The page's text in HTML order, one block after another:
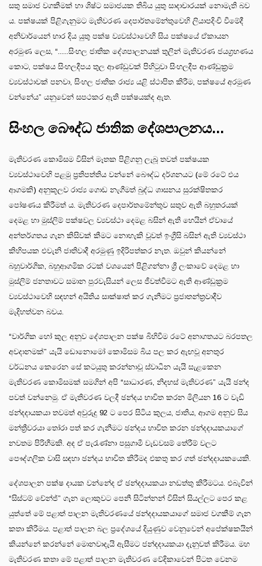
සතු සමාජ වගකීමක් හා ශිෂ්ට සමාජයක තිබිය යුතු සාදාචාරයක් නොමැති බව
ය. පක්ෂයක් පිළිගැනුමට මැතිවරණ දෙපාර්තමේන්තුවෙහි ලියාපදිංචි වීමේදී
අනිවාර්යෙන් භාර දිය යුතු පක්ෂ ව්‍යවස්ථාවෙහි සිය පක්ෂයේ ඒකායන
අරමුණ ලෙස, “......සිංහල ජාතික දේශපාලනයක් තුලින් මැතිවරණ ජයග්‍රහණය
කොට, පක්ෂය සිංහලදීපය තුල ආණ්ඩුවක් පිහිටුවා සිංහලදීප ආණ්ඩුක්‍රම
ව්‍යවස්ථාවක් පනවා, සිංහල ජාතික රාජ්‍ය යළි ස්ථාපිත කිරීම, පක්ෂයේ අරමුණ
වන්නේය” යනුවෙන් සපථකර ඇති පක්ෂයක්ද ඇත.
සිංහල බෞද්ධ ජාතික දේශපාලනය...
මැතිවරණ කොමිසම විසින් මෑතක පිළිගනු ලැබූ තවත් පක්ෂයක
ව්‍යවස්ථාවෙහි පළමු ප්‍රතිපත්තිය වන්නේ බෞද්ධ දර්ශනයට (මේ රටේ එය
ආගමකි) අනුකූලව රාජ්‍ය ගොඩ නැගීමත් බුද්ධ ශාසනය සුරක්ෂිතකර
පෝෂණය කිරීමත් ය. මැතිවරණ දෙපාර්තමේන්තුව සතුව ඇති බහුතරයක්
දෙමළ හා මුස්ලිම් පක්ෂවල ව්‍යවස්ථා දෙමළ බසින් ඇති හෙයින් ඒවායේ
අන්තර්ගතය ගැන කිසිවක් කීමට නොහැකි වූවත් ඉංග්‍රීසි බසින් ඇති ව්‍යවස්ථා
කිහිපයක එවැනි ජාතිවාදී අරමුණු ඉදිරිපත්කර නැත. ඔවුන් කියන්නේ
බහුවාර්ගික, බහුආගමික රටක් වශයෙන් පිළිගන්නා ශ්‍රී ලංකාවේ දෙමළ හා
මුස්ලිම් ජනතාවට සමාන පුරවැසියන් ලෙස ජීවත්වීමට ඇති ආණ්ඩුක්‍රම
ව්‍යවස්ථාවෙහි සඳහන් අයිතිය සාක්ෂාත් කර ගැනීමට ප්‍රජාතන්ත්‍රවාදීව
මැදිහත්වන බවය.
“වාර්ගික හෝ කුල අනුව දේශපාලන පක්ෂ බිහිවීම රටේ අනාගතයට බරපතල
අවදානමක්” යැයි ඩොනොමෝ කොමිසම බිය පල කර ඇඟවූ අනතුර
වර්ධනය කෙරෙන සේ කටයුතු කරන්නාවූ ස්වාධීන යැයි සැළකෙන
මැතිවරණ කොමිසමක් සමගින් අපි “සාධාරණ, නිදහස් මැතිවරණ” යැයි ඡන්ද
පවත් වන්නෙමු. ඒ මැතිවරණ වලදී ඡන්දය භාවිත කරන මිලියන 16 ට වැඩි
ඡන්දදායකයා තවමත් අවුරුදු 92 ට පෙර සිටිය කුලය, ජාතිය, ආගම අනුව සිය
මන්ත්‍රීවරයා තෝරා පත් කර ගැනීමට ඡන්දය භාවිත කරන ඡන්දදායකයාගේ
නවතම පිරිහීමකි. අද ඒ පැරැණ්නා පසුගාමී වැඩවසම් තේරීම් වලට
පෞද්ගලික වාසි සඳහා ඡන්දය භාවිත කිරීමද එකතු කර ගත් ඡන්දදායකයෙකි.
දේශපාලන පක්ෂ දායක වන්නේද ඒ ඡන්දදායකයා නඩත්තු කිරීමටය. එබැවින්
“සිස්ටම් චේන්ජ්” ගැන ලොකුවට පෙනී සිටින්නන් විසින් සියල්ලට පෙර කළ
යුත්තේ මේ පළාත් පාලන මැතිවරණයේ ඡන්දදායකයාගේ සමාජ වගකීම් ගැන
කතා කිරීමය. පළාත් පාලන බල ප්‍රදේශයේ දියුණුව වෙනුවෙන් අපේක්ෂකයින්
කියන්නේ කරන්නේ මොනවාදැයි ඇසීමට ජන්දදායකයා දැනුවත් කිරීමය. මහ
මැතිවරණ කතා මේ පළාත් පාලන මැතිවරණ වේදිකාවෙන් පිටත වෙනම